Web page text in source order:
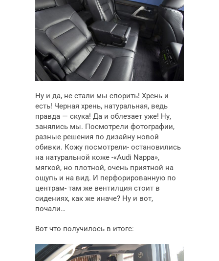
Ну и да, не стали мы спорить! Хрень и
есть! Черная хрень, натуральная, ведь
правда — скука! Да и облезает уже! Ну,
занялись мы. Посмотрели фотографии,
разные решения по дизайну новой
обивки. Кожу посмотрели- остановились
на натуральной коже -«Audi Nappa»,
мягкой, но плотной, очень приятной на
ощупь и на вид. И перфорированную по
центрам- там же вентилция стоит в
сидениях, как же иначе? Ну и вот,
почали…
Вот что получилось в итоге: